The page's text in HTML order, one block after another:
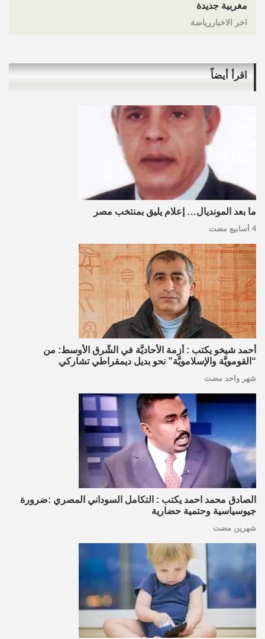
مغربية جديدة
اخر الاخباررياضة
اقرأ أيضاً
ما بعد المونديال… إعلام يليق بمنتخب مصر
4 أسابيع مضت
أحمد شيخو يكتب : أزمة الأحاديَّة في الشَّرق الأوسط: من
“القومويَّة والإسلامويَّة” نحو بديل ديمقراطي تشاركي
شهر واحد مضت
الصادق محمد احمد يكتب : التكامل السوداني المصري :ضرورة
جيوسياسية وحتمية حضارية
شهرين مضت